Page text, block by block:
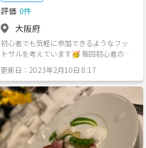
評価 0件
大阪府
初心者でも気軽に参加できるようなフッ
トサルを考えています🥳 毎回初心者の
者の方もおられますが、初心者の方も 結
構来て頂いてます💖 MIXでするときは女
性に優しいルールを 作っているので、安
心してできると思います🦄🤍 2時間フッ
トサルをしたあと、 みんなで親睦会を開
催しています(居酒屋または青空BBQ)🤤
🤤 そちらも良ければ一緒に行きましょー
更新日：2023年2月10日 8:17